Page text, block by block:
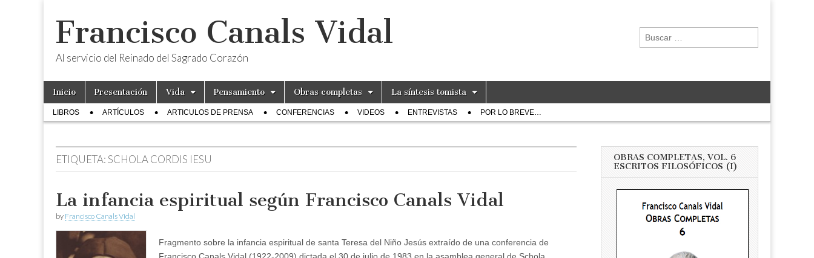
Francisco Canals Vidal
Al servicio del Reinado del Sagrado Corazón
Buscar:
Main
menu
Skip
content
Inicio Presentación Vida Pensamiento Obras completas La síntesis tomista
Sub
menu
LIBROS ARTÍCULOS ARTICULOS DE PRENSA CONFERENCIAS VIDEOS ENTREVISTAS POR LO BREVE…
ETIQUETA:SCHOLA CORDIS IESU
La infancia espiritual según Francisco Canals Vidal
by Francisco Canals Vidal
Fragmento sobre la infancia espiritual de santa Teresa del Niño Jesús extraído de una conferencia de
OBRAS COMPLETAS, VOL. 6
ESCRITOS FILOSÓFICOS (I)